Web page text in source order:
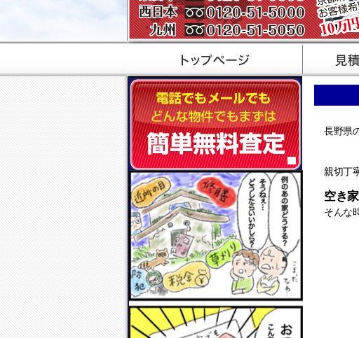
長野県
親切丁
空き
そんな